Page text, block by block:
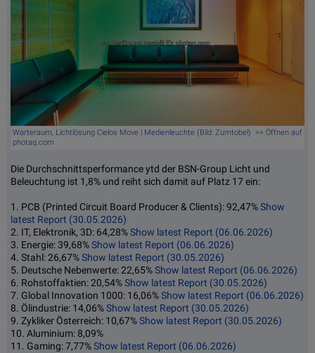
Warteraum, Lichtlösung Cielos Move | Medienleuchte (Bild: Zumtobel) >> Öffnen auf
photaq.com
Die Durchschnittsperformance ytd der BSN-Group Licht und
Beleuchtung ist 1,8% und reiht sich damit auf Platz 17 ein:
1. PCB (Printed Circuit Board Producer & Clients): 92,47%Show
latest Report (30.05.2026)
2. IT, Elektronik, 3D: 64,28%Show latest Report (06.06.2026)
3. Energie: 39,68%Show latest Report (06.06.2026)
4. Stahl: 26,67%Show latest Report (30.05.2026)
5. Deutsche Nebenwerte: 22,65%Show latest Report (06.06.2026)
6. Rohstoffaktien: 20,54%Show latest Report (30.05.2026)
7. Global Innovation 1000: 16,06%Show latest Report (06.06.2026)
8. Ölindustrie: 14,06%Show latest Report (30.05.2026)
9. Zykliker Österreich: 10,67%Show latest Report (30.05.2026)
10. Aluminium: 8,09%
11. Gaming: 7,77%Show latest Report (06.06.2026)